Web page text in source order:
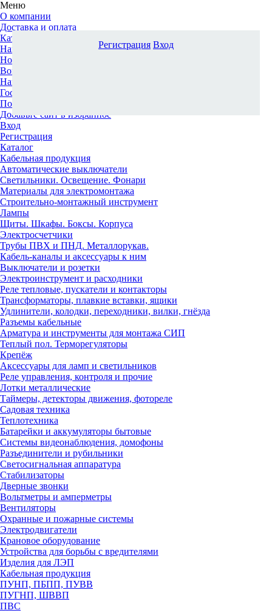
Меню
О компании
Доставка и оплата
Каталог
Наши офисы
Новости и новинки
Вопрос-ответ
Наша команда
Гос. заказчикам
Поставщикам
Добавьте сайт в избранное
Вход
Регистрация
Каталог
Кабельная продукция
Автоматические выключатели
Светильники. Освещение. Фонари
Материалы для электромонтажа
Строительно-монтажный инструмент
Лампы
Щиты. Шкафы. Боксы. Корпуса
Электросчетчики
Трубы ПВХ и ПНД. Металлорукав.
Кабель-каналы и аксессуары к ним
Выключатели и розетки
Электроинструмент и расходники
Реле тепловые, пускатели и контакторы
Трансформаторы, плавкие вставки, ящики
Удлинители, колодки, переходники, вилки, гнёзда
Разъемы кабельные
Арматура и инструменты для монтажа СИП
Теплый пол. Терморегуляторы
Крепёж
Аксессуары для ламп и светильников
Реле управления, контроля и прочие
Лотки металлические
Таймеры, детекторы движения, фотореле
Садовая техника
Теплотехника
Батарейки и аккумуляторы бытовые
Системы видеонаблюдения, домофоны
Разъединители и рубильники
Светосигнальная аппаратура
Стабилизаторы
Дверные звонки
Вольтметры и амперметры
Вентиляторы
Охранные и пожарные системы
Электродвигатели
Крановое оборудование
Устройства для борьбы с вредителями
Изделия для ЛЭП
Кабельная продукция
ПУНП, ПБПП, ПУВВ
ПУГНП, ШВВП
ПВС
Регистрация Вход